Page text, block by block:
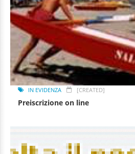
IN EVIDENZA [CREATED]
Preiscrizione on line